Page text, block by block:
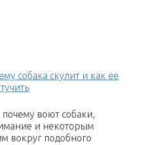
собака скулит и как ее
воют собаки,
и некоторым
вокруг подобного